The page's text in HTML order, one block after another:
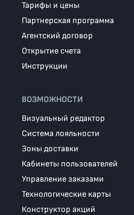
Тарифы и цены
Партнерская программа
Агентский договор
Открытие счета
Инструкции
ВОЗМОЖНОСТИ
Визуальный редактор
Система лояльности
Зоны доставки
Кабинеты пользователей
Управление заказами
Технологические карты
Конструктор акций